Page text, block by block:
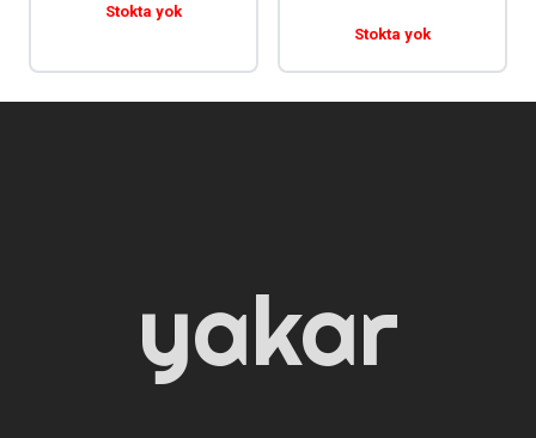
Stokta yok
Stokta yok
yakar